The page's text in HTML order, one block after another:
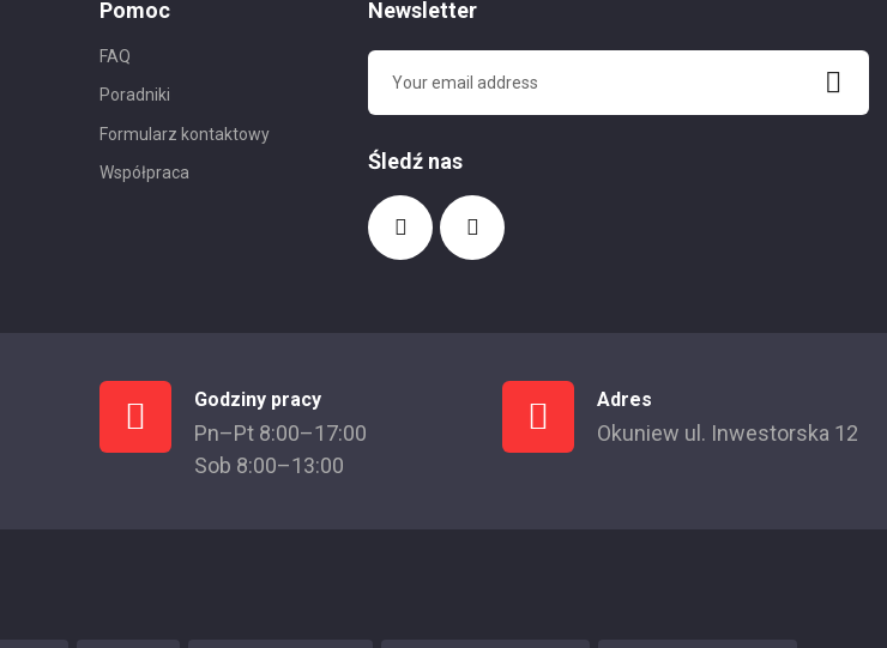
Pomoc
FAQ
Poradniki
Formularz kontaktowy
Współpraca
Newsletter
Śledź nas
Godziny pracy
Pn–Pt 8:00–17:00
Sob 8:00–13:00
Adres
Okuniew ul. Inwestorska 12